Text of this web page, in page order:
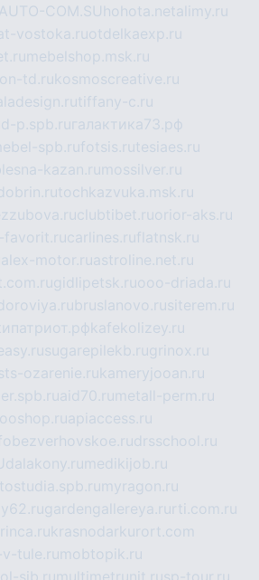
AUTO-COM.SU hohota.net alimy.ru
vostoka.ruotdelkaexp.ru
mebelshop.msk.ru
td.rukosmoscreative.ru
tiffany-c.ru
d-p.spb.ru галактика73.рф
spb.rufotsis.rutesiaes.ru
kazan.ru mossilver.ru
tochkazvuka.msk.ru
clubtibet.ruorior-aks.ru
favorit.rucarlines.ruflatnsk.ru
alex-motor.ruastroline.net.ru
gidlipetsk.ruooo-driada.ru
bruslanovo.rusiterem.ru
kafekolizey.ru
sugarepilekb.rugrinox.ru
ozarenie.rukameryjooan.ru
aid70.ru metall-perm.ru
apiaccess.ru
bezverhovskoe.rudrsschool.ru
dalakony.ru medikijob.ru
myragon.ru
gardengallereya.ru rti.com.ru
krasnodarkurort.com
v-tule.ru mobtopik.ru
sib.ru multimetrunit.rusp-tour.ru